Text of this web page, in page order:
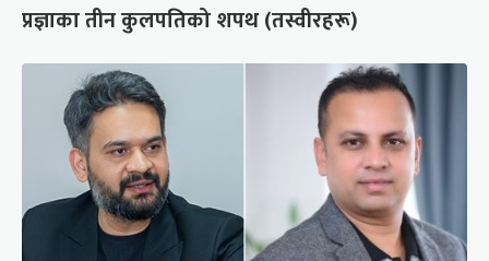
प्रज्ञाका तीन कुलपतिको शपथ (तस्वीरहरू)